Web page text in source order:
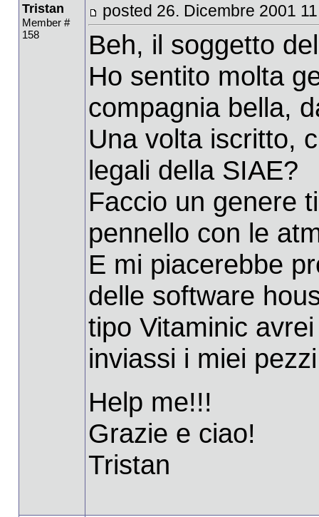
Tristan
Member #
158
posted 26. Dicembre 2001
Beh, il soggetto
Ho sentito molta
compagnia bella,
Una volta iscritto,
legali della SIAE?
Faccio un genere
pennello con le
E mi piacerebbe
delle software
tipo Vitaminic
inviassi i miei
Help me!!!
Grazie e ciao!
Tristan